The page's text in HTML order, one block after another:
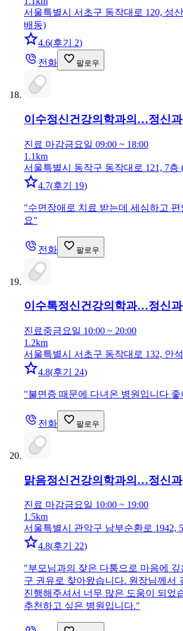
서울특별시 서초구 동작대로 120, 성
배동)
4.6(후기 2)
전화
팔로우
이수정신건강의학과의…정신과
진료 마감금요일 09:00 ~ 18:00
1.1km
서울특별시 동작구 동작대로 121, 7층
4.7(후기 19)
"수면장애로 치료 받는데 세심하고 편
요"
전화 팔로우
이수톡정신건강의학과…정신과
진료중금요일 10:00 ~ 20:00
1.2km
서울특별시 서초구 동작대로 132, 안
4.8(후기 24)
"불면증 때문에 다녀온 병원입니다 좋
전화 팔로우
맑음정신건강의학과의…정신과
진료 마감금요일 10:00 ~ 19:00
1.5km
서울특별시 관악구 남부순환로 1942,
4.8(후기 22)
"부모님과의 잦은 다툼으로 마음에
구 권유로 찾아왔습니다. 원장님께서
진행해주셔서 너무 많은 도움이 되었
추천하고 싶은 병원입니다."